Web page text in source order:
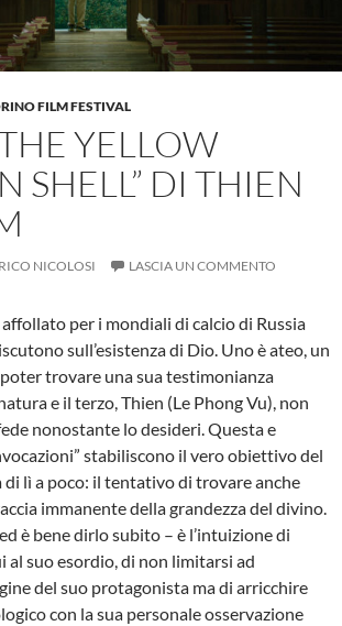
FILM FESTIVAL
YELLOW
SHELL” DI THIEN
NICOLOSI LASCIA UN COMMENTO
per i mondiali di calcio di Russia
sull’esistenza di Dio. Uno è ateo, un
trovare una sua testimonianza
e il terzo, Thien (Le Phong Vu), non
nonostante lo desideri. Questa e
stabiliscono il vero obiettivo del
di lì a poco: il tentativo di trovare anche
immanente della grandezza del divino.
è bene dirlo subito – è l’intuizione di
al suo esordio, di non limitarsi ad
del suo protagonista ma di arricchire
con la sua personale osservazione